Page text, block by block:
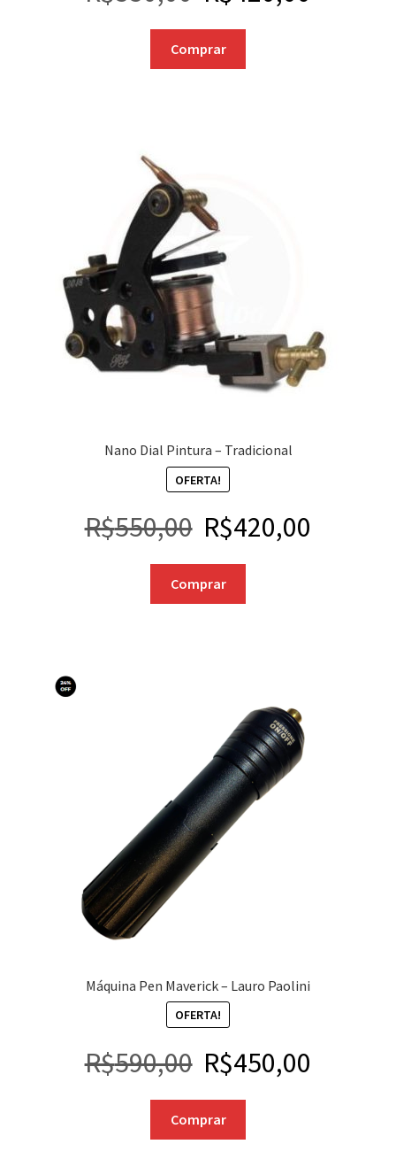
Comprar
Nano Dial Pintura – Tradicional
OFERTA!
R$550,00 R$420,00
Comprar
Máquina Pen Maverick – Lauro Paolini
OFERTA!
R$590,00 R$450,00
Comprar